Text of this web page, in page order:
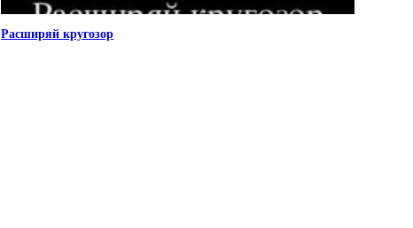
Расширяй кругозор